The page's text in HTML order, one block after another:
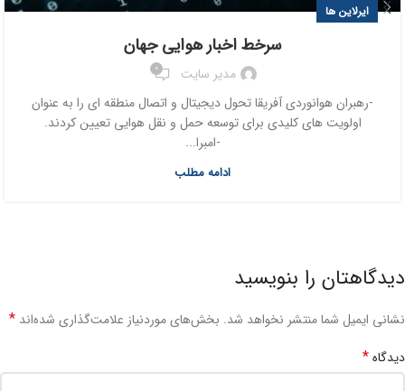
ایرلاین ها
سرخط اخبار هوایی جهان
مدیر سایت 0
-رهبران هوانوردی آفریقا تحول دیجیتال و اتصال منطقه ای را به عنوان
اولویت های کلیدی برای توسعه حمل و نقل هوایی تعیین کردند.
-امبرا...
ادامه مطلب
دیدگاهتان را بنویسید
نشانی ایمیل شما منتشر نخواهد شد. بخش‌های موردنیاز علامت‌گذاری شده‌اند *
دیدگاه*